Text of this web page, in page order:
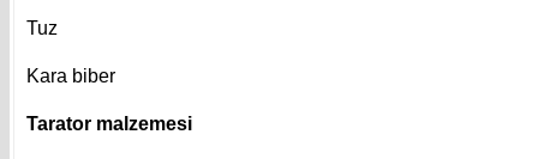
Tuz
Kara biber
Tarator malzemesi